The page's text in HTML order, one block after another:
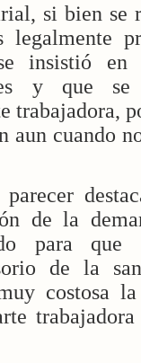
si bien se
legalmente
insistió en
y que
trabajadora,
aun cuando
de la
para que
de la
costosa